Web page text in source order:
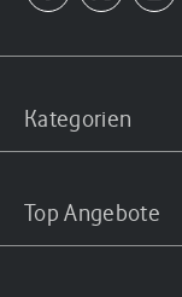
Kategorien
Top Angebote